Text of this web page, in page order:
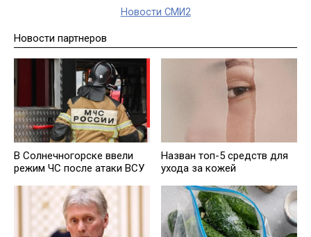
Новости СМИ2
Новости партнеров
В Солнечногорске ввели
режим ЧС после атаки ВСУ
Назван топ-5 средств для
ухода за кожей